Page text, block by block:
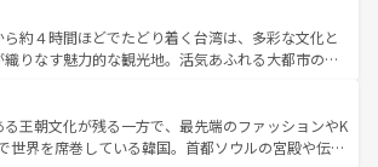
贅沢な旅のスタイルだ。 なお、新着のアメリカ
コンテンツ一覧を参照してほしい。
もてなしの心で訪れる人々を迎えてくれるハワイの
おいしいローカルフードやハワイアンミュージッ
統的なフラダンスなど、すべてがハワイの魅力を彩
に味わってほしい。 なお、新着のハワイ情報
テンツ一覧を参照してほしい。
ーフや大陸中央部にそびえるウルル（エアーズロッ
タスマニアの美しい原生林やケアンズの熱帯雨林な
どころがたくさん。また、カフェやワイン、オージ
クティビティも充実しており、サーフィンやダイ
、ハイキングなど、アウトドア好きにはたまらな
ーストラリアの多彩な魅力を存分に味わいつくそ
ら約４時間ほどでたどり着く台湾は、多彩な文化と
織りなす魅力的な観光地。活気あふれる大都市の台
ひつな山岳地帯である台湾東部など、都市の喧騒
の静けさが共存しており、訪れる人に新しい発見と
もたらしてくれる。また、奥深い台湾の食文化も魅
る王朝文化が残る一方で、最先端のファッションやK
世界を席巻している韓国。首都ソウルの宮殿や伝統